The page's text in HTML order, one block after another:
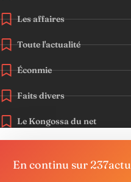
Les affaires
Toute l'actualité
Éconmie
Faits divers
Le Kongossa du net
En continu sur 237actu